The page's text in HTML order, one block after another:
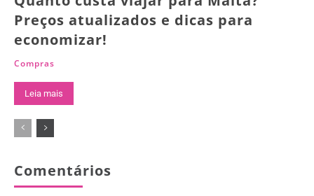
Preços atualizados e dicas para
economizar!
Compras
Leia mais
Comentários